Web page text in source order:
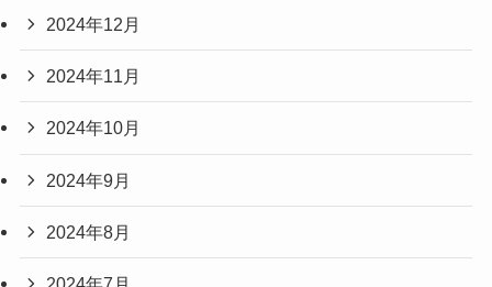
2024年12月
2024年11月
2024年10月
2024年9月
2024年8月